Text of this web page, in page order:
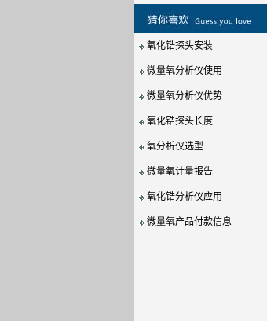
氧化锆探头安装
微量氧分析仪使用
微量氧分析仪优势
氧化锆探头长度
氧分析仪选型
微量氧计量报告
氧化锆分析仪应用
微量氧产品付款信息